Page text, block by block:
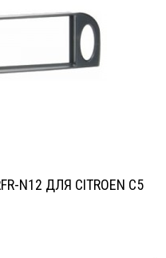
N12 ДЛЯ CITROEN C5